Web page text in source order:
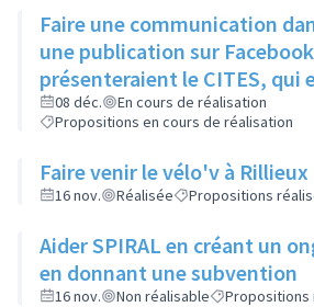
Faire une communication
une publication sur
présenteraient le CITES, qui
des animaux dangereux ou
donneraient le lien pour y
08 déc.
En cours de réalisation
Propositions en cours de réalisation
Faire venir le vélo'v à Rillieux
16 nov. Réalisée Propositions
Aider SPIRAL en créant un
en donnant une subvention
16 nov. Non réalisable Propositions